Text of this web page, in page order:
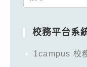
校務平台系
1campus 校